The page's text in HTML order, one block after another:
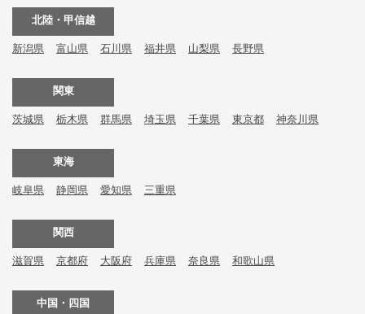
北陸・甲信越
新潟県 富山県 石川県 福井県 山梨県 長野県
関東
茨城県 栃木県 群馬県 埼玉県 千葉県 東京都 神奈川県
東海
岐阜県 静岡県 愛知県 三重県
関西
滋賀県 京都府 大阪府 兵庫県 奈良県 和歌山県
中国・四国